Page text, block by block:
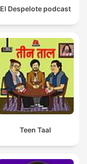
El Despelote podcast
Teen Taal